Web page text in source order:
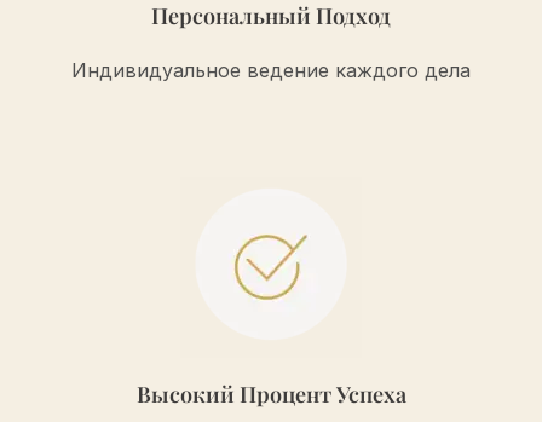
Персональный Подход
Индивидуальное ведение каждого дела
Высокий Процент Успеха